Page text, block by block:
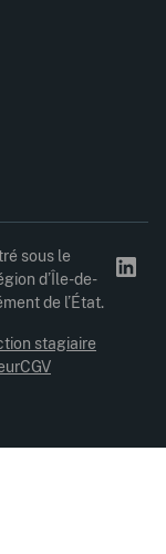
sous le
d’Île-de-
de l’État.
stagiaire
CGV